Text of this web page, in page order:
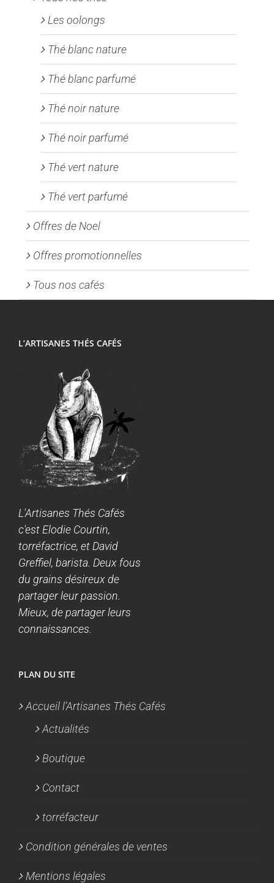
Les oolongs
Thé blanc nature
Thé blanc parfumé
Thé noir nature
Thé noir parfumé
Thé vert nature
Thé vert parfumé
Offres de Noel
Offres promotionnelles
Tous nos cafés
L’ARTISANES THÉS CAFÉS
L'Artisanes Thés Cafés
c'est Elodie Courtin,
torréfactrice, et David
Greffiel, barista. Deux fous
du grains désireux de
partager leur passion.
Mieux, de partager leurs
connaissances.
PLAN DU SITE
Accueil l’Artisanes Thés Cafés
Actualités
Boutique
Contact
torréfacteur
Condition générales de ventes
Mentions légales